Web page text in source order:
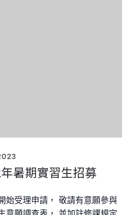
年暑期實習生招募
始受理申請， 敬請有意願參與